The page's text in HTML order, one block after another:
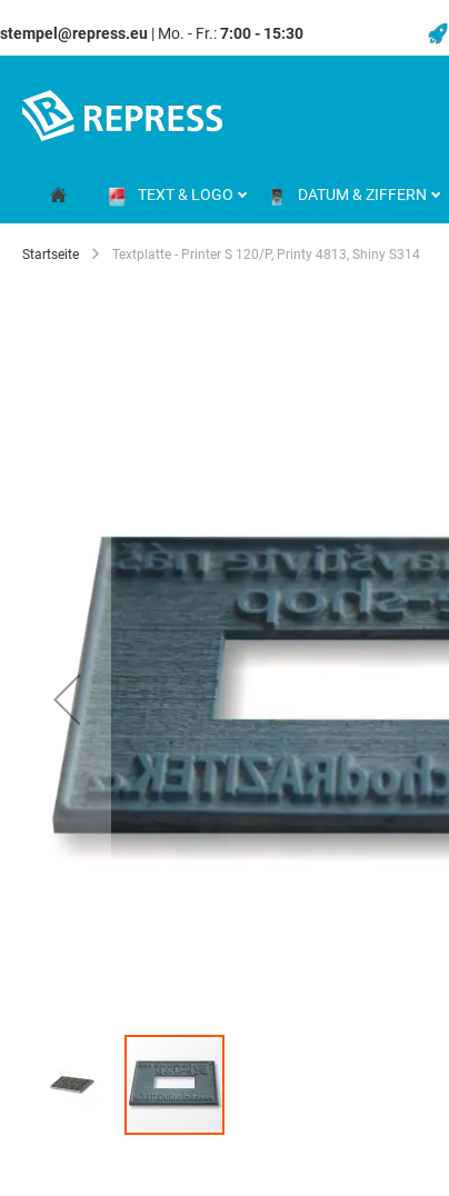
stempel@repress.eu | Mo. - Fr.:7:00 - 15:30
springen
TEXT & LOGO DATUM & ZIFFERN
Startseite Textplatte - Printer S 120/P, Printy 4813, Shiny S314